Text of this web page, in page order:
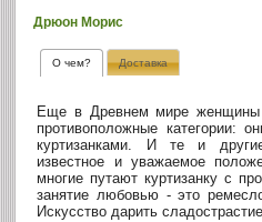
Дрюон Морис
О чем? Доставка
Еще в Древнем мире женщины
противоположные категории:
куртизанками. И те и
известное и уважаемое
многие путают куртизанку с
занятие любовью - это
Искусство дарить